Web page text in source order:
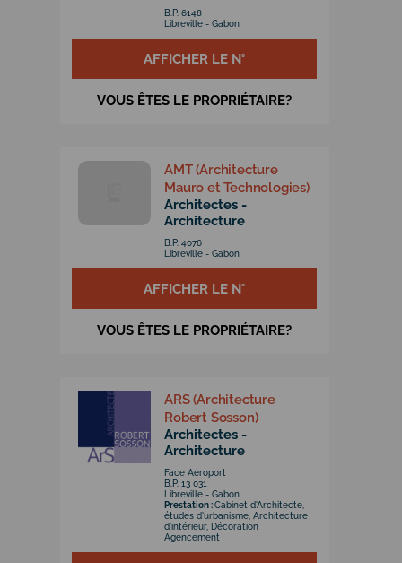
B.P. 6148
Libreville - Gabon
AFFICHER LE N°
VOUS ÊTES LE PROPRIÉTAIRE?
AMT (Architecture
Mauro et Technologies)
Architectes -
Architecture
B.P. 4076
Libreville - Gabon
AFFICHER LE N°
VOUS ÊTES LE PROPRIÉTAIRE?
ARS (Architecture
Robert Sosson)
Architectes -
Architecture
Face Aéroport
B.P. 13 031
Libreville - Gabon
Prestation :Cabinet d'Architecte,
études d'urbanisme, Architecture
d'intérieur, Décoration
Agencement